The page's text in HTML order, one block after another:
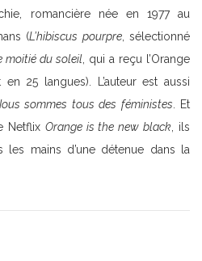
romancière née en 1977 au
(L’hibiscus pourpre, sélectionné
moitié du soleil , qui a reçu l’Orange
en 25 langues). L’auteur est aussi
sommes tous des féministes . Et
Netflix Orange is the new black , ils
les mains d’une détenue dans la